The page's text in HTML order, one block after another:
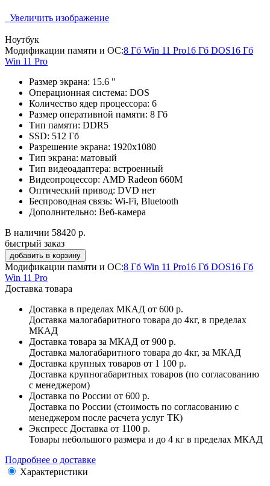
Увеличить изображение
Ноутбук
Модификации памяти и ОС:8 Гб Win 11 Pro16 Гб DOS16 Гб
Win 11 Pro
Размер экрана: 15.6 "
Операционная система: DOS
Количество ядер процессора: 6
Размер оперативной памяти: 8 Гб
Тип памяти: DDR5
SSD: 512 Гб
Разрешение экрана: 1920x1080
Тип экрана: матовый
Тип видеоадаптера: встроенный
Видеопроцессор: AMD Radeon 660M
Оптический привод: DVD нет
Беспроводная связь: Wi-Fi, Bluetooth
Дополнительно: Веб-камера
В наличии 58420 р.
быстрый заказ
Модификации памяти и ОС:8 Гб Win 11 Pro16 Гб DOS16 Гб
Win 11 Pro
Доставка товара
Доставка в пределах МКАД от 600 р.
Доставка малогабаритного товара до 4кг, в пределах
МКАД
Доставка товара за МКАД от 900 р.
Доставка малогабаритного товара до 4кг, за МКАД
Доставка крупных товаров от 1 100 р.
Доставка крупногабаритных товаров (по согласованию
с менеджером)
Доставка по России от 600 р.
Доставка по России (стоимость по согласованию с
менеджером после расчета услуг ТК)
Экспресс Доставка от 1100 р.
Товары небольшого размера и до 4 кг в пределах МКАД
Подробнее о доставке
Характеристики